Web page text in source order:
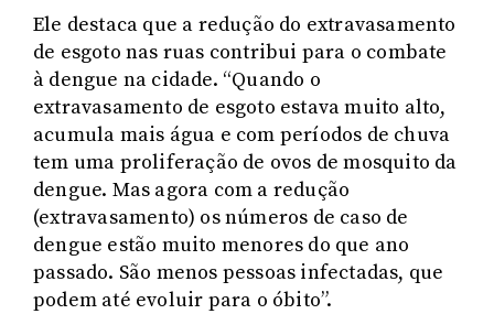
Ele destaca que a redução do extravasamento
de esgoto nas ruas contribui para o combate
à dengue na cidade. “Quando o
extravasamento de esgoto estava muito alto,
acumula mais água e com períodos de chuva
tem uma proliferação de ovos de mosquito da
dengue. Mas agora com a redução
(extravasamento) os números de caso de
dengue estão muito menores do que ano
passado. São menos pessoas infectadas, que
podem até evoluir para o óbito”.